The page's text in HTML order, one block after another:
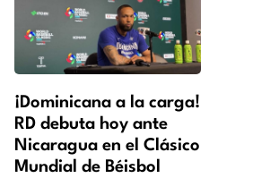
¡Dominicana a la carga!
RD debuta hoy ante
Nicaragua en el Clásico
Mundial de Béisbol